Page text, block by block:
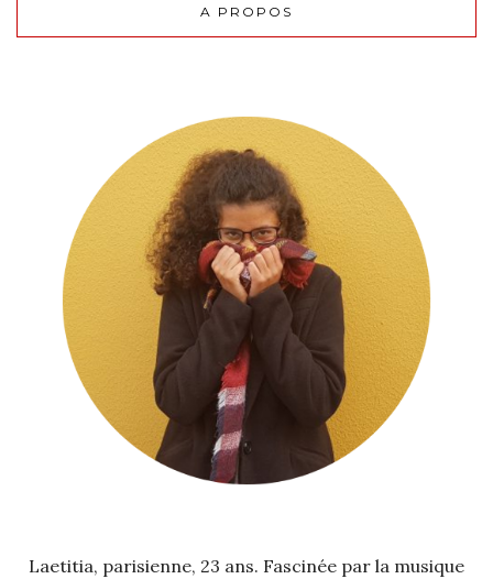
A PROPOS
Laetitia, parisienne, 23 ans. Fascinée par la musique